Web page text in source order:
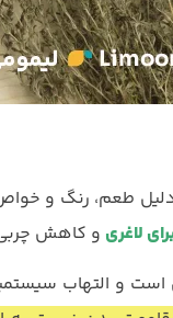
طعم، رنگ و
لاغری و کاهش
است و التهاب